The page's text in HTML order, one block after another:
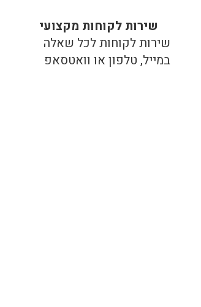
שירות לקוחות מקצועי
שירות לקוחות לכל שאלה
במייל, טלפון או וואטסאפ